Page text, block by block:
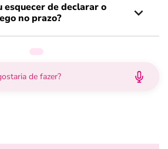
esquecer de declarar o
no prazo?